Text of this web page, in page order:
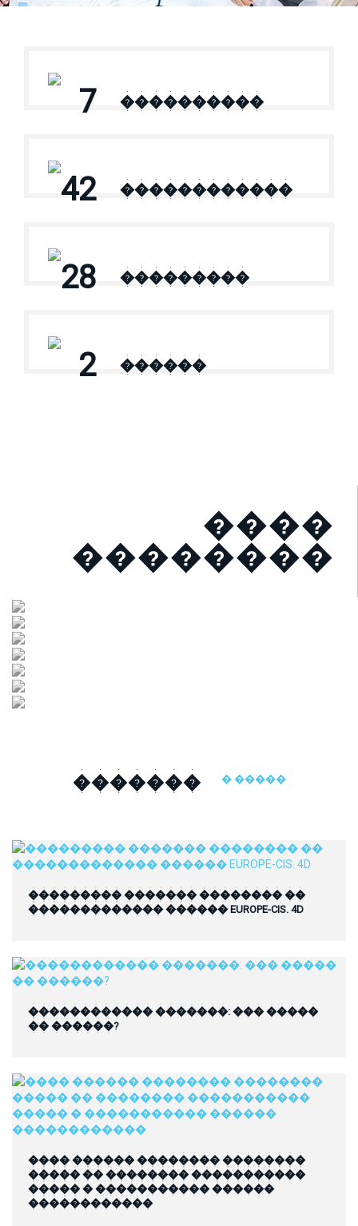
7 ����������
42 ������������
28 ���������
2 ������
����
��������
������� � �����
��������� ������� �������� ��
������������� ������ EUROPE-CIS. 4D
������������ �������: ��� �����
�� ������?
���� ������ �������� ��������
����� �� �������� �����������
����� � ����������� ������
������������